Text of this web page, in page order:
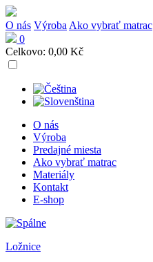
O nás Výroba Ako vybrať matrac
0
Celkovo: 0,00 Kč
O nás
Výroba
Predajné miesta
Ako vybrať matrac
Materiály
Kontakt
E-shop
Ložnice